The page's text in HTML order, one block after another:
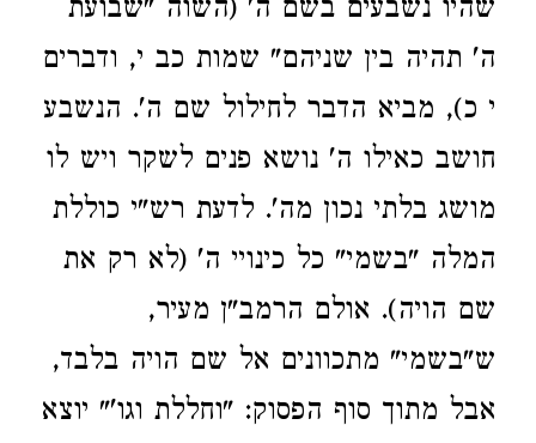
שהיו נשבעים בשם ה' (השוה "שבועת
ה' תהיה בין שניהם" שמות כב י, ודברים
י כ), מביא הדבר לחילול שם ה'. הנשבע
חושב כאילו ה' נושא פנים לשקר ויש לו
מושג בלתי נכון מה'. לדעת רש"י כוללת
המלה "בשמי" כל כינויי ה' (לא רק את
שם הויה). אולם הרמב"ן מעיר,
ש"בשמי" מתכוונים אל שם הויה בלבד,
אבל מתוך סוף הפסוק: "וחללת וגו'" יוצא